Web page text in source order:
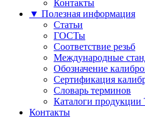
Контакты
▼ Полезная информация
Статьи
ГОСТы
Соответствие резьб
Международные
Обозначение
Сертификация
Словарь терминов
Каталоги
Контакты